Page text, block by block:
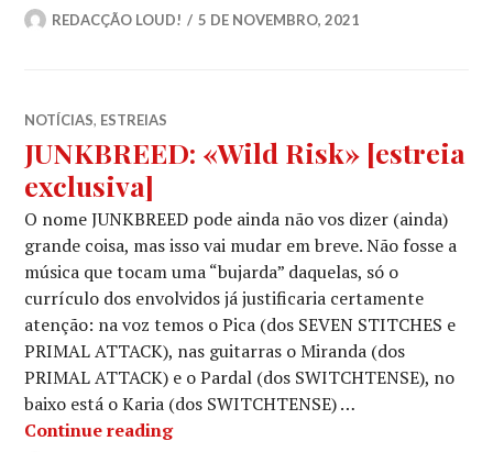
REDACÇÃO LOUD! 5 DE NOVEMBRO, 2021
NOTÍCIAS, ESTREIAS
JUNKBREED: «Wild Risk» [estreia
exclusiva]
O nome JUNKBREED pode ainda não vos dizer (ainda)
grande coisa, mas isso vai mudar em breve. Não fosse a
música que tocam uma “bujarda” daquelas, só o
currículo dos envolvidos já justificaria certamente
atenção: na voz temos o Pica (dos SEVEN STITCHES e
PRIMAL ATTACK), nas guitarras o Miranda (dos
PRIMAL ATTACK) e o Pardal (dos SWITCHTENSE), no
baixo está o Karia (dos SWITCHTENSE) …
Continue readingJUNKBREED: «Wild Risk» [estreia